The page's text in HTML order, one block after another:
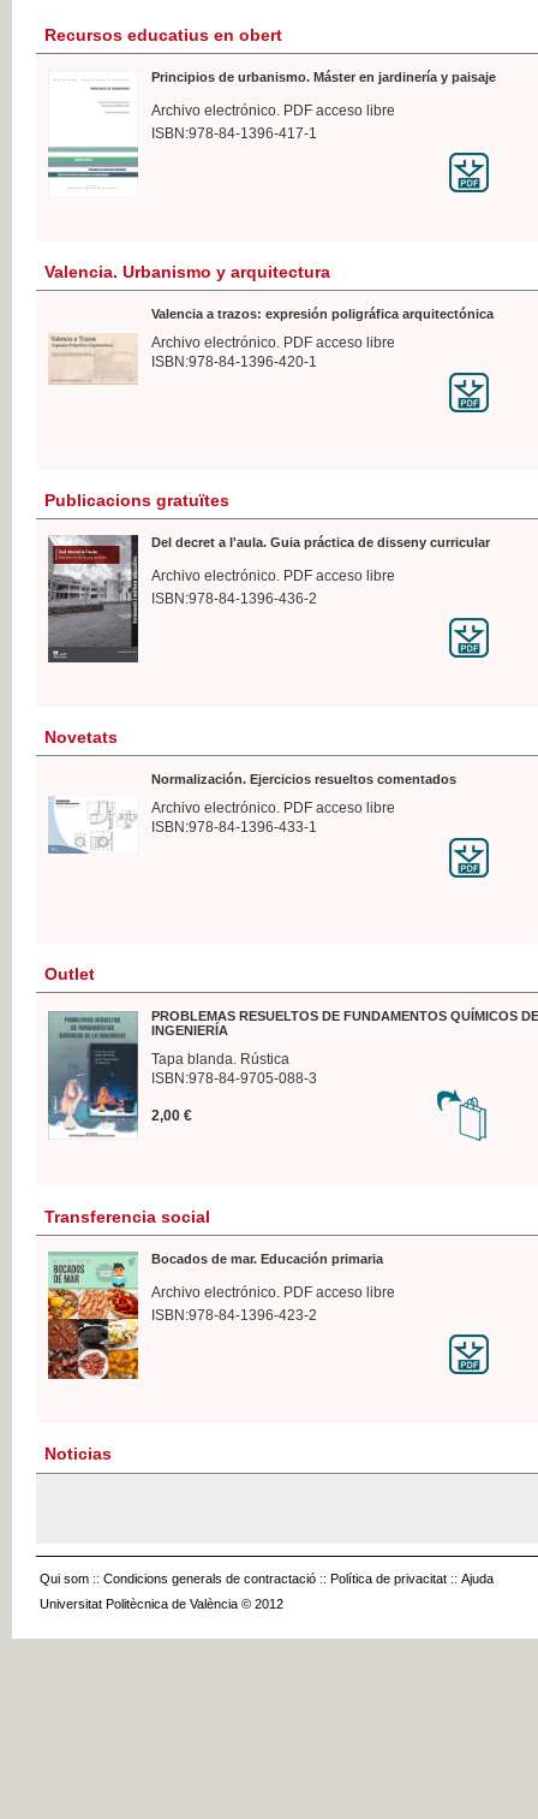
Recursos educatius en obert
Principios de urbanismo. Máster en jardinería y paisaje
Archivo electrónico. PDF acceso libre
ISBN:978-84-1396-417-1
Valencia. Urbanismo y arquitectura
Valencia a trazos: expresión poligráfica arquitectónica
Archivo electrónico. PDF acceso libre
ISBN:978-84-1396-420-1
Publicacions gratuïtes
Del decret a l'aula. Guia práctica de disseny curricular
Archivo electrónico. PDF acceso libre
ISBN:978-84-1396-436-2
Novetats
Normalización. Ejercicios resueltos comentados
Archivo electrónico. PDF acceso libre
ISBN:978-84-1396-433-1
Outlet
PROBLEMAS RESUELTOS DE FUNDAMENTOS QUÍMICOS
INGENIERÍA
Tapa blanda. Rústica
ISBN:978-84-9705-088-3
2,00 €
Transferencia social
Bocados de mar. Educación primaria
Archivo electrónico. PDF acceso libre
ISBN:978-84-1396-423-2
Noticias
Qui som :: Condicions generals de contractació :: Política de privacitat :: Ajuda
Universitat Politècnica de València © 2012